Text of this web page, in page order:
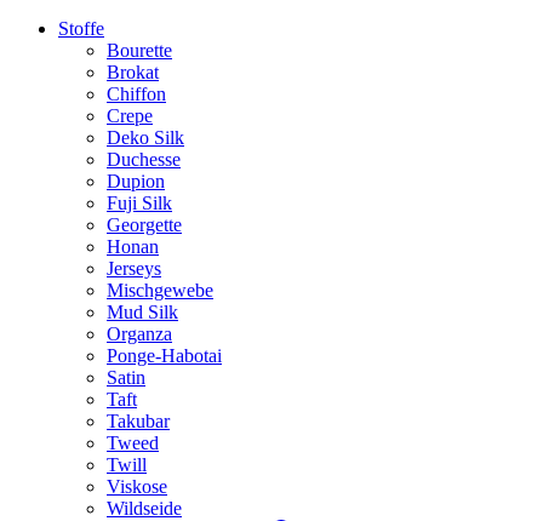
Stoffe
Bourette
Brokat
Chiffon
Crepe
Deko Silk
Duchesse
Dupion
Fuji Silk
Georgette
Honan
Jerseys
Mischgewebe
Mud Silk
Organza
Ponge-Habotai
Satin
Taft
Takubar
Tweed
Twill
Viskose
Wildseide